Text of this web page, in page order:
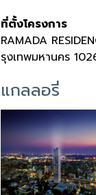
ที่ตั้งโครงการ
RAMADA
รุงเทพมหานคร
แกลลอรี่